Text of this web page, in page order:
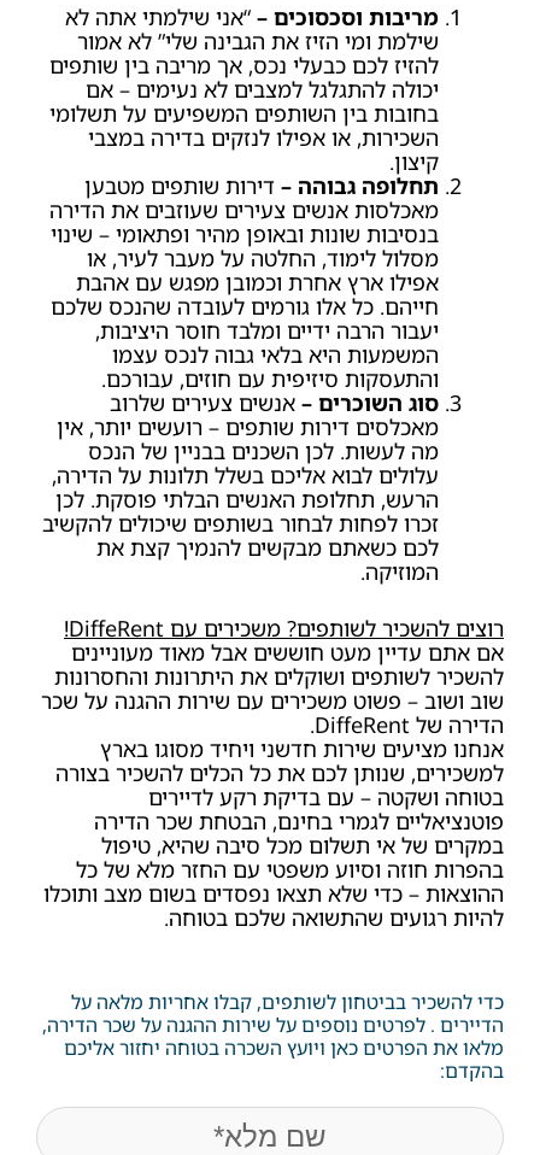
מריבות וסכסוכים – “אני שילמתי אתה לא
שילמת ומי הזיז את הגבינה שלי” לא אמור
להזיז לכם כבעלי נכס, אך מריבה בין שותפים
יכולה להתגלגל למצבים לא נעימים – אם
בחובות בין השותפים המשפיעים על תשלומי
השכירות, או אפילו לנזקים בדירה במצבי
קיצון.
תחלופה גבוהה – דירות שותפים מטבען
מאכלסות אנשים צעירים שעוזבים את הדירה
בנסיבות שונות ובאופן מהיר ופתאומי – שינוי
מסלול לימוד, החלטה על מעבר לעיר, או
אפילו ארץ אחרת וכמובן מפגש עם אהבת
חייהם. כל אלו גורמים לעובדה שהנכס שלכם
יעבור הרבה ידיים ומלבד חוסר היציבות,
המשמעות היא בלאי גבוה לנכס עצמו
והתעסקות סיזיפית עם חוזים, עבורכם.
סוג השוכרים – אנשים צעירים שלרוב
מאכלסים דירות שותפים – רועשים יותר, אין
מה לעשות. לכן השכנים בבניין של הנכס
עלולים לבוא אליכם בשלל תלונות על הדירה,
הרעש, תחלופת האנשים הבלתי פוסקת. לכן
זכרו לפחות לבחור בשותפים שיכולים להקשיב
לכם כשאתם מבקשים להנמיך קצת את
המוזיקה.
רוצים להשכיר לשותפים? משכירים עם DiffeRent!
אם אתם עדיין מעט חוששים אבל מאוד מעוניינים
להשכיר לשותפים ושוקלים את היתרונות והחסרונות
שוב ושוב – פשוט משכירים עם שירות ההגנה על שכר
הדירה של DiffeRent.
אנחנו מציעים שירות חדשני ויחיד מסוגו בארץ
למשכירים, שנותן לכם את כל הכלים להשכיר בצורה
בטוחה ושקטה – עם בדיקת רקע לדיירים
פוטנציאליים לגמרי בחינם, הבטחת שכר הדירה
במקרים של אי תשלום מכל סיבה שהיא, טיפול
בהפרות חוזה וסיוע משפטי עם החזר מלא של כל
ההוצאות – כדי שלא תצאו נפסדים בשום מצב ותוכלו
להיות רגועים שהתשואה שלכם בטוחה.
כדי להשכיר בביטחון לשותפים, קבלו אחריות מלאה על
הדיירים . לפרטים נוספים על שירות ההגנה על שכר הדירה,
מלאו את הפרטים כאן ויועץ השכרה בטוחה יחזור אליכם
בהקדם:
name(חובה)